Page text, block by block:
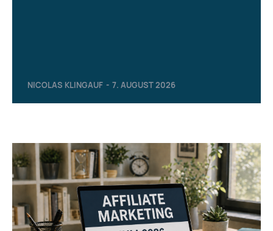
NICOLAS KLINGAUF - 7. AUGUST 2026